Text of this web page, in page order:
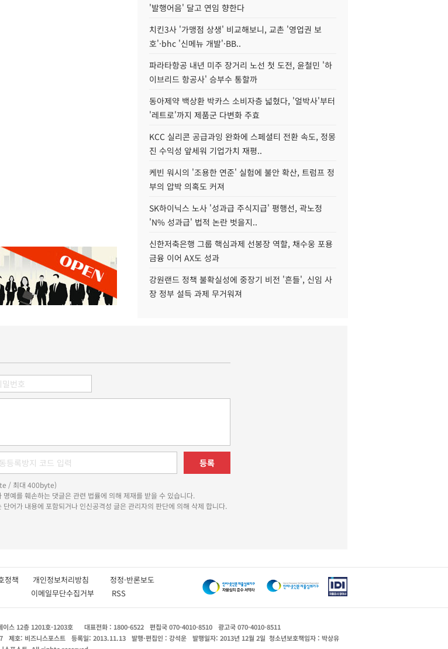
'발행어음' 달고 연임 향한다
치킨3사 '가맹점 상생' 비교해보니, 교촌 '영업권 보
호'·bhc '신메뉴 개발'·BB..
파라타항공 내년 미주 장거리 노선 첫 도전, 윤철민 '하
이브리드 항공사' 승부수 통할까
동아제약 백상환 박카스 소비자층 넓혔다, '얼박사'부터
'레트로'까지 제품군 다변화 주효
KCC 실리콘 공급과잉 완화에 스페셜티 전환 속도, 정몽
진 수익성 앞세워 기업가치 재평..
케빈 워시의 '조용한 연준' 실험에 불안 확산, 트럼프 정
부의 압박 의혹도 커져
SK하이닉스 노사 '성과급 주식지급' 평행선, 곽노정
'N% 성과급' 법적 논란 벗을지..
신한저축은행 그룹 핵심과제 선봉장 역할, 채수웅 포용
금융 이어 AX도 성과
강원랜드 정책 불확실성에 중장기 비전 '흔들', 신임 사
장 정부 설득 과제 무거워져
등록
/ 최대 400byte)
예를 훼손하는 댓글은 관련 법률에 의해 제재를 받을 수 있습니다.
어가 내용에 포함되거나 인신공격성 글은 관리자의 판단에 의해 삭제 합니다.
호정책 개인정보처리방침 정정·반론보도
보 이메일무단수집거부 RSS
이스 12층 1201호-1203호 대표전화 : 1800-6522 편집국 070-4010-8510
광고국 070-4010-8511
제호: 비즈니스포스트 등록일: 2013.11.13 발행·편집인 : 강석운 발행일자: 2013년 12월 2일 청소년보호책임자 : 박상유